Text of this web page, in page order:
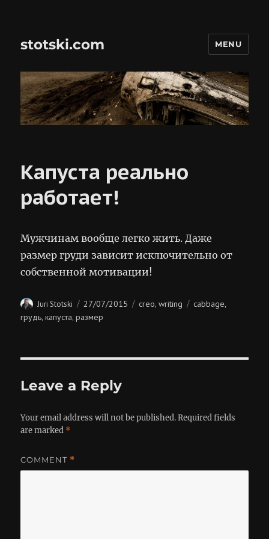
stotski.com MENU
Капуста реально
работает!
Мужчинам вообще легко жить. Даже
размер груди зависит исключительно от
собственной мотивации!
Author
Juri Stotski
Posted
on
27/07/2015 Categories
creo,writing Tags
cabbage,
грудь,капуста,размер
Leave a Reply
Your email address will not be published. Required fields
are marked *
COMMENT *